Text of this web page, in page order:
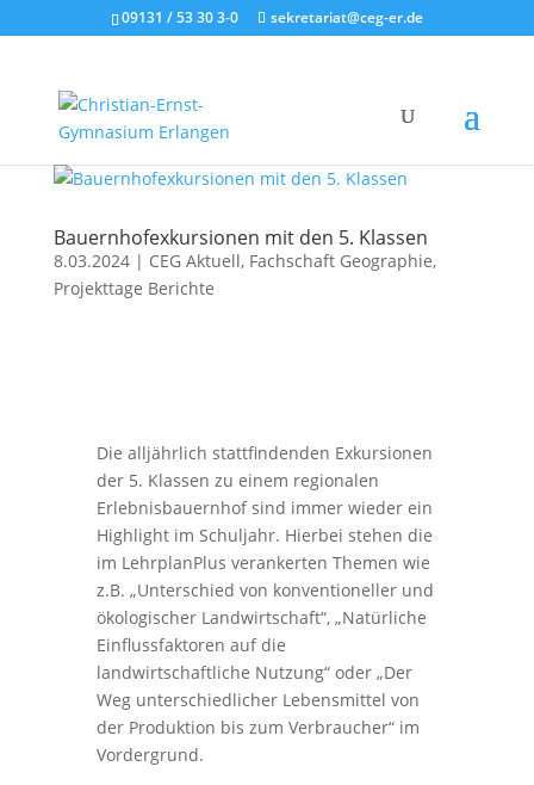
09131 / 53 30 3-0 sekretariat@ceg-er.de
Bauernhofexkursionen mit den 5. Klassen
8.03.2024| CEG Aktuell, Fachschaft Geographie,
Projekttage Berichte
Die alljährlich stattfindenden Exkursionen
der 5. Klassen zu einem regionalen
Erlebnisbauernhof sind immer wieder ein
Highlight im Schuljahr. Hierbei stehen die
im LehrplanPlus verankerten Themen wie
z.B. „Unterschied von konventioneller und
ökologischer Landwirtschaft“, „Natürliche
Einflussfaktoren auf die
landwirtschaftliche Nutzung“ oder „Der
Weg unterschiedlicher Lebensmittel von
der Produktion bis zum Verbraucher“ im
Vordergrund.